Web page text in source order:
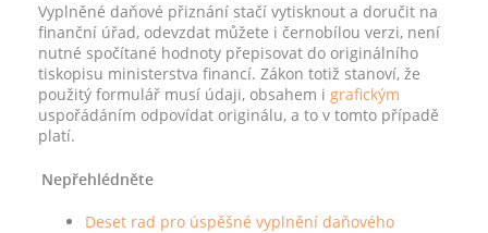
Vyplněné daňové přiznání stačí vytisknout a doručit na
finanční úřad, odevzdat můžete i černobílou verzi, není
nutné spočítané hodnoty přepisovat do originálního
tiskopisu ministerstva financí. Zákon totiž stanoví, že
použitý formulář musí údaji, obsahem i grafickým
uspořádáním odpovídat originálu, a to v tomto případě
platí.
Nepřehlédněte
Deset rad pro úspěšné vyplnění daňového